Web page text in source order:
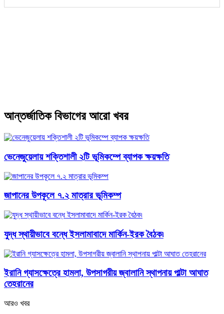
আন্তর্জাতিক বিভাগের আরো খবর
ভেনেজুয়েলায় শক্তিশালী ২টি ভূমিকম্পে ব্যাপক ক্ষয়ক্ষতি
জাপানের উপকূলে ৭.২ মাত্রার ভূমিকম্প
যুদ্ধ স্থায়ীভাবে বন্ধে ইসলামাবাদে মার্কিন-ইরক বৈঠক৷
ইরানি গ্যাসক্ষেত্রে হামলা, উপসাগরীয় জ্বালানি স্থাপনায় পাল্টা আঘাত
তেহরানের
আরও খবর